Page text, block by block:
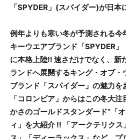
「SPYDER」(スパイダー)が日本
例年よりも寒い冬が予測される今
キーウエアブランド「SPYDER
に本格上陸‼ 速さだけでなく、新
ランドへ展開するキング・オブ
ブランド「スパイダー」の魅力を
「コロンビア」からはこの冬大
かさのゴールドスタンダード”「
ィ」を大紹介 !! 「アークテリク